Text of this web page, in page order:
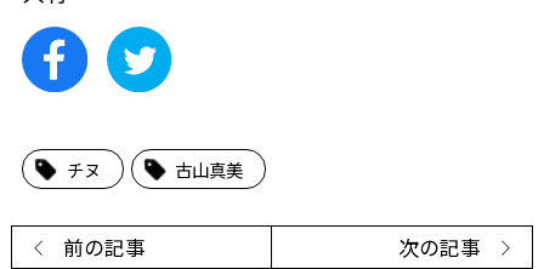
チヌ 古山真美
前の記事 次の記事